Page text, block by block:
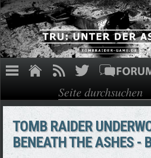
Direkt zum Inhalt
Suchformular
Suche
TOMB RAIDER
BENEATH THE ASHES -